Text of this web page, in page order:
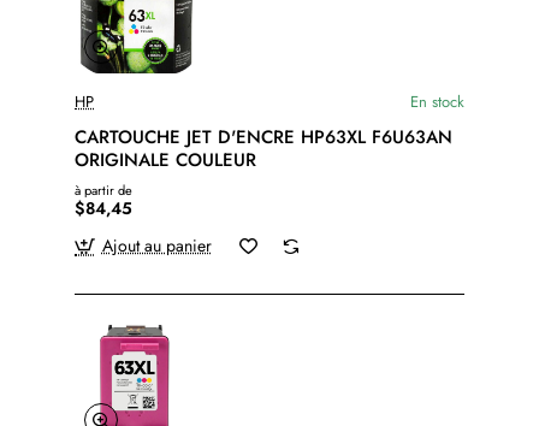
HP En stock
CARTOUCHE JET D'ENCRE HP63XL F6U63AN
ORIGINALE COULEUR
à partir de
$84,45
Ajout au panier